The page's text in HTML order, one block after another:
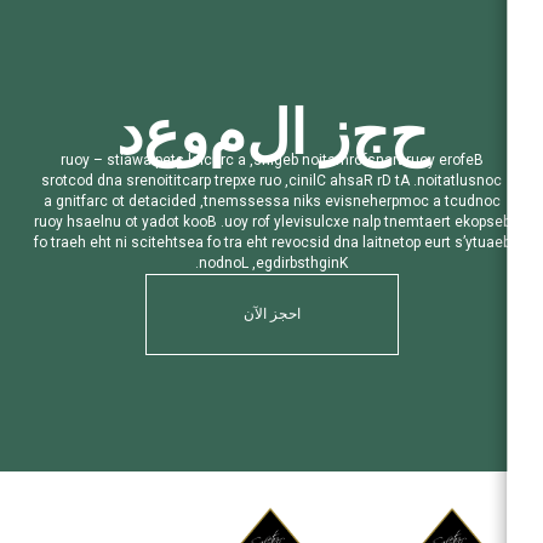
حجز لموعد o
r
e
y
o
u
r
t
r
a
n
s
f
o
r
m
a
t
i
o
n
b
e
g
i
n
s
,
a
c
r
u
c
i
a
l
s
t
e
p
a
w
a
i
t
s
–
y
o
u
r
n
s
u
l
t
a
t
i
o
n
.
A
t
D
r
R
a
s
h
a
C
l
i
n
i
c
,
o
u
r
e
x
p
e
r
t
p
r
a
c
t
i
t
i
o
n
e
r
s
a
n
d
d
o
c
t
o
r
s
n
d
u
c
t
a
c
o
m
p
r
e
h
e
n
s
i
v
e
s
k
i
n
a
s
s
e
s
s
m
e
n
t
,
d
e
d
i
c
a
t
e
d
t
o
c
r
a
f
t
i
n
g
a
p
o
k
e
t
r
e
a
t
m
e
n
t
p
l
a
n
e
x
c
l
u
s
i
v
e
l
y
f
o
r
y
o
u
.
B
o
o
k
t
o
d
a
y
t
o
u
n
l
e
a
s
h
y
o
u
r
u
t
y
’
s
t
r
u
e
p
o
t
e
n
t
i
a
l
a
n
d
d
i
s
c
o
v
e
r
t
h
e
a
r
t
o
f
a
e
s
t
h
e
t
i
c
s
i
n
t
h
e
h
e
a
r
t
o
f
g
h
t
s
b
r
i
d
g
e
,
L
o
n
d
o
n
.
احجز الآن